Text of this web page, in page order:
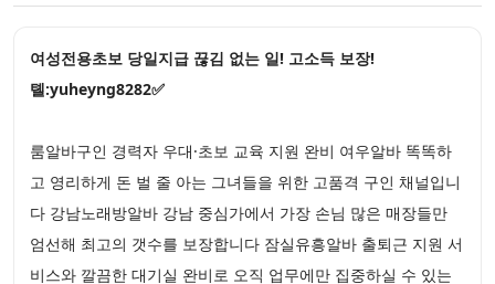
여성전용초보 당일지급 끊김 없는 일! 고소득 보장!
톌:yuheyng8282✅
룸알바구인 경력자 우대·초보 교육 지원 완비 여우알바 똑똑하
고 영리하게 돈 벌 줄 아는 그녀들을 위한 고품격 구인 채널입니
다 강남노래방알바 강남 중심가에서 가장 손님 많은 매장들만
엄선해 최고의 갯수를 보장합니다 잠실유흥알바 출퇴근 지원 서
비스와 깔끔한 대기실 완비로 오직 업무에만 집중하실 수 있는